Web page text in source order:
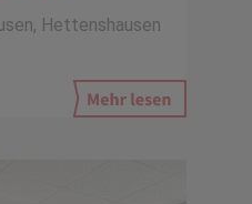
Hettenshausen